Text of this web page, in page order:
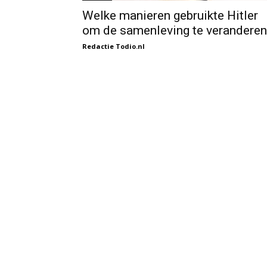
Welke manieren gebruikte Hitler
om de samenleving te
Redactie Todio.nl